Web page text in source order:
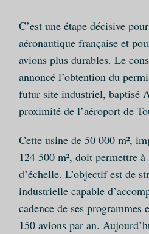
C’est une étape décisive
aéronautique française et
avions plus durables. Le
annoncé l’obtention du
futur site industriel, baptisé
proximité de l’aéroport de
Cette usine de 50 000 m²,
124 500 m², doit permettre
d’échelle. L’objectif est de
industrielle capable
cadence de ses programmes
150 avions par an.